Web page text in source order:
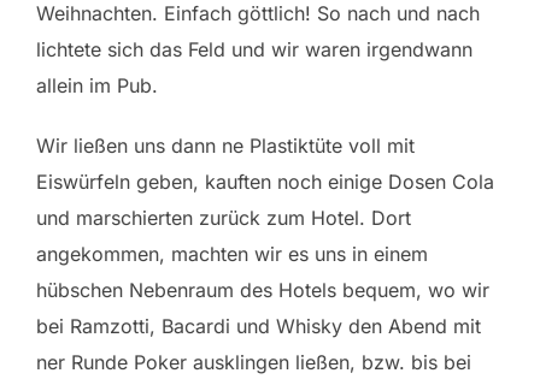
Weihnachten. Einfach göttlich! So nach und nach
lichtete sich das Feld und wir waren irgendwann
allein im Pub.
Wir ließen uns dann ne Plastiktüte voll mit
Eiswürfeln geben, kauften noch einige Dosen Cola
und marschierten zurück zum Hotel. Dort
angekommen, machten wir es uns in einem
hübschen Nebenraum des Hotels bequem, wo wir
bei Ramzotti, Bacardi und Whisky den Abend mit
ner Runde Poker ausklingen ließen, bzw. bis bei